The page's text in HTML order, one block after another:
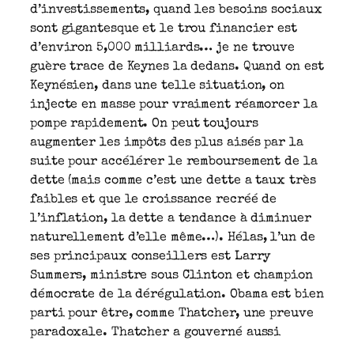
d’investissements, quand les besoins sociaux
sont gigantesque et le trou financier est
d’environ 5,000 milliards… je ne trouve
guère trace de Keynes la dedans. Quand on est
Keynésien, dans une telle situation, on
injecte en masse pour vraiment réamorcer la
pompe rapidement. On peut toujours
augmenter les impôts des plus aisés par la
suite pour accélérer le remboursement de la
dette (mais comme c’est une dette a taux très
faibles et que le croissance recréé de
l’inflation, la dette a tendance à diminuer
naturellement d’elle même…). Hélas, l’un de
ses principaux conseillers est Larry
Summers, ministre sous Clinton et champion
démocrate de la dérégulation. Obama est bien
parti pour être, comme Thatcher, une preuve
paradoxale. Thatcher a gouverné aussi